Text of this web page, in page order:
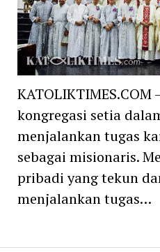
KATOLIKTIMES.COM
kongregasi setia
menjalankan tugas
sebagai misionaris.
pribadi yang tekun
menjalankan tugas…